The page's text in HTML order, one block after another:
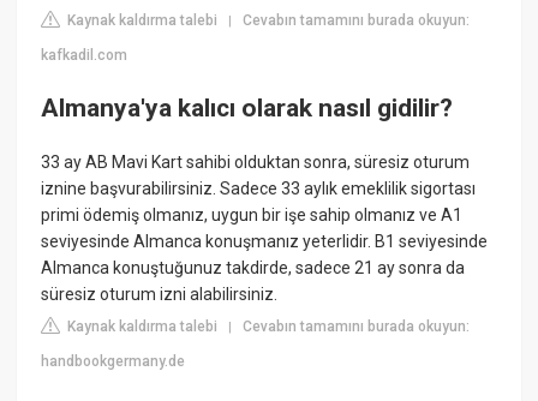
Kaynak kaldırma talebi |Cevabın tamamını burada okuyun:
kafkadil.com
Almanya'ya kalıcı olarak nasıl gidilir?
33 ay AB Mavi Kart sahibi olduktan sonra, süresiz oturum
iznine başvurabilirsiniz. Sadece 33 aylık emeklilik sigortası
primi ödemiş olmanız, uygun bir işe sahip olmanız ve A1
seviyesinde Almanca konuşmanız yeterlidir. B1 seviyesinde
Almanca konuştuğunuz takdirde, sadece 21 ay sonra da
süresiz oturum izni alabilirsiniz.
Kaynak kaldırma talebi |Cevabın tamamını burada okuyun:
handbookgermany.de